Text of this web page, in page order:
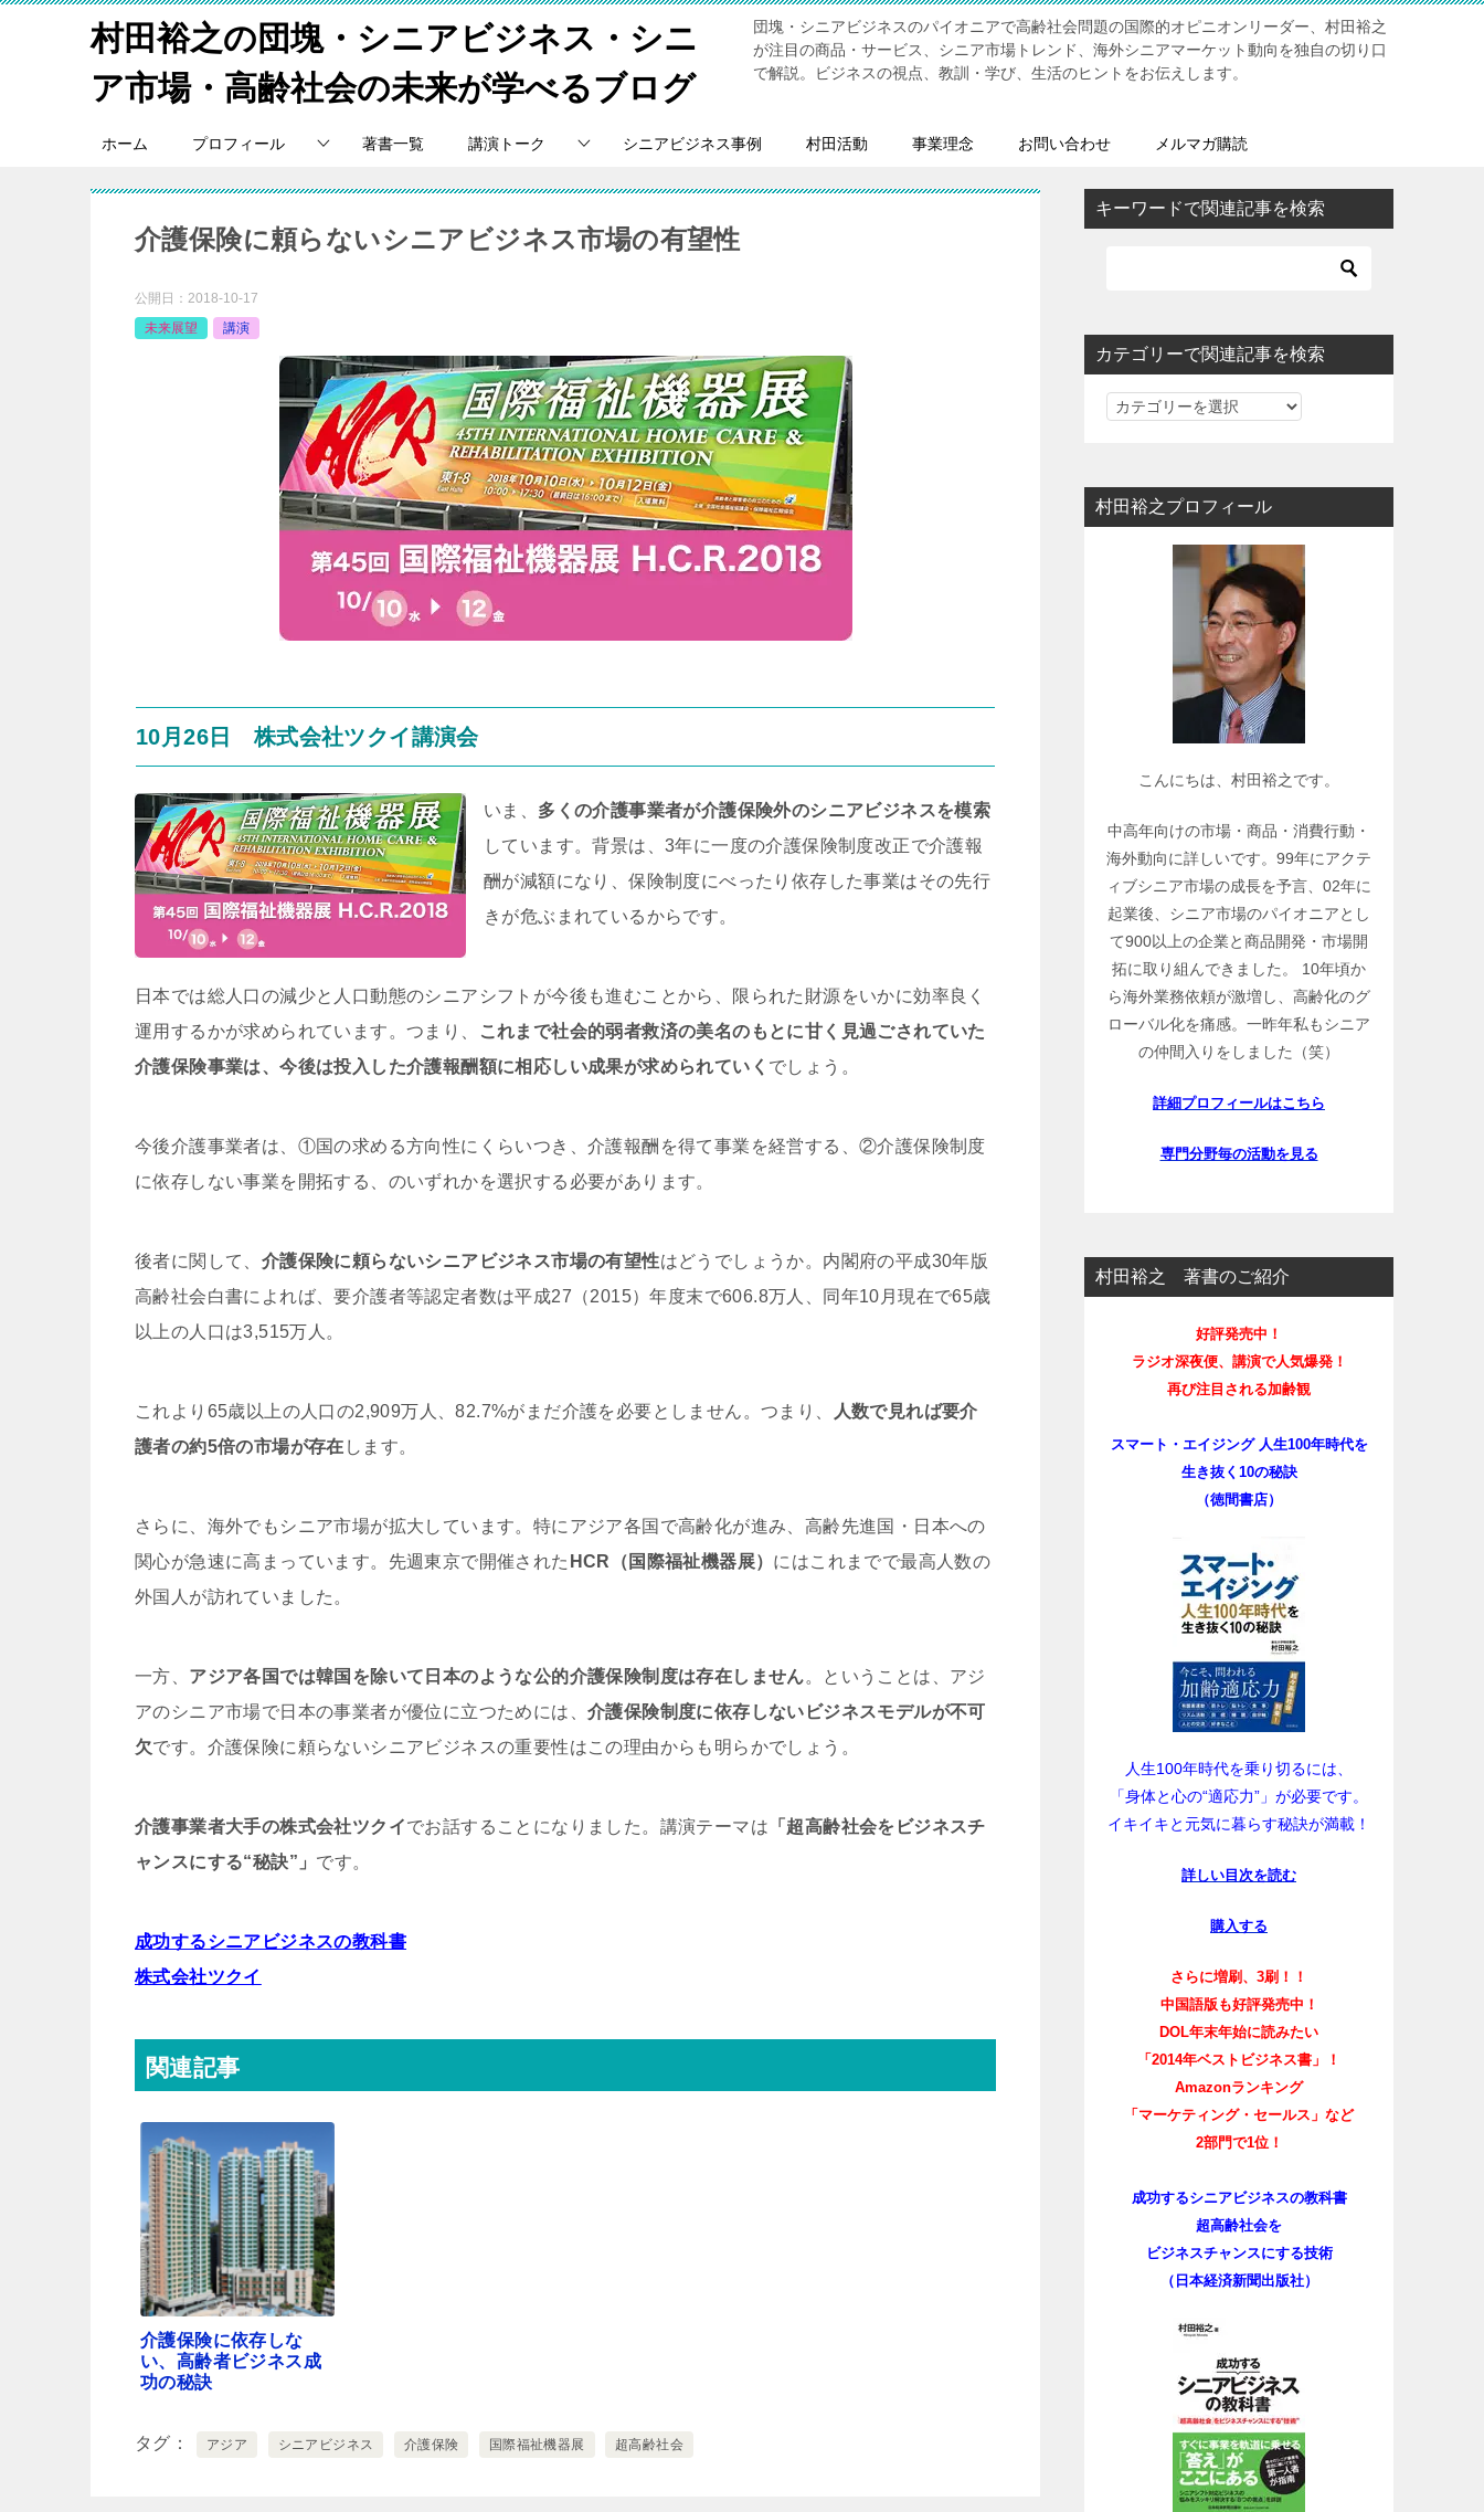
村田裕之の団塊・シニアビジネス・シニ
ア市場・高齢社会の未来が学べるブログ
団塊・シニアビジネスのパイオニアで高齢社会問題の国際的オピニオンリーダー、村田裕之
が注目の商品・サービス、シニア市場トレンド、海外シニアマーケット動向を独自の切り口
で解説。ビジネスの視点、教訓・学び、生活のヒントをお伝えします。
ホーム プロフィール 著書一覧 講演トーク シニアビジネス事例 村田活動 事業理念 お問い合わせ メルマガ購読
介護保険に頼らないシニアビジネス市場の有望性
公開日： 2018-10-17
未来展望
講演
10月26日 株式会社ツクイ講演会
いま、 多くの介護事業者が介護保険外のシニアビジネスを模索
しています。背景は、3年に一度の介護保険制度改正で介護報
酬が減額になり、保険制度にべったり依存した事業はその先行
きが危ぶまれているからです。
日本では総人口の減少と人口動態のシニアシフトが今後も進むことから、限られた財源をいかに効率良く
運用するかが求められています。つまり、
これまで社会的弱者救済の美名のもとに甘く見過ごされていた
介護保険事業は、今後は投入した介護報酬額に相応しい成果が求められていく でしょう。
今後介護事業者は、①国の求める方向性にくらいつき、介護報酬を得て事業を経営する、②介護保険制度
に依存しない事業を開拓する、のいずれかを選択する必要があります。
後者に関して、 介護保険に頼らないシニアビジネス市場の有望性はどうでしょうか。内閣府の平成30年版
高齢社会白書によれば、要介護者等認定者数は平成27（2015）年度末で606.8万人、同年10月現在で65歳
以上の人口は3,515万人。
これより65歳以上の人口の2,909万人、82.7%がまだ介護を必要としません。つまり、
人数で見れば要介
護者の約5倍の市場が存在 します。
さらに、海外でもシニア市場が拡大しています。特にアジア各国で高齢化が進み、高齢先進国・日本への
関心が急速に高まっています。先週東京で開催された HCR（国際福祉機器展） にはこれまでで最高人数の
外国人が訪れていました。
一方、 アジア各国では韓国を除いて日本のような公的介護保険制度は存在しません。ということは、アジ
アのシニア市場で日本の事業者が優位に立つためには、 介護保険制度に依存しないビジネスモデルが不可
欠です。介護保険に頼らないシニアビジネスの重要性はこの理由からも明らかでしょう。
介護事業者大手の株式会社ツクイでお話することになりました。講演テーマは 「超高齢社会をビジネスチ
ャンスにする“秘訣”」 です。
成功するシニアビジネスの教科書
株式会社ツクイ
関連記事
介護保険に依存しな
い、高齢者ビジネス成
功の秘訣
タグ アジア シニアビジネス 介護保険 国際福祉機器展 超高齢社会
キーワードで関連記事を検索
カテゴリーで関連記事を検索
カ
リ
ー
村田裕之プロフィール
こんにちは、村田裕之です。
中高年向けの市場・商品・消費行動・
海外動向に詳しいです。99年にアクテ
ィブシニア市場の成長を予言、02年に
起業後、シニア市場のパイオニアとし
て900以上の企業と商品開発・市場開
拓に取り組んできました。 10年頃か
ら海外業務依頼が激増し、高齢化のグ
ローバル化を痛感。一昨年私もシニア
の仲間入りをしました（笑）
詳細プロフィールはこちら
専門分野毎の活動を見る
村田裕之 著書のご紹介
好評発売中！
ラジオ深夜便、講演で人気爆発！
再び注目される加齢観
スマート・エイジング 人生100年時代を
生き抜く10の秘訣
（徳間書店）
人生100年時代を乗り切るには、
「身体と心の“適応力”」が必要です。
イキイキと元気に暮らす秘訣が満載！
詳しい目次を読む
購入する
さらに増刷、3刷！！
中国語版も好評発売中！
DOL年末年始に読みたい
「2014年ベストビジネス書」！
Amazonランキング
「マーケティング・セールス」など
2部門で1位！
成功するシニアビジネスの教科書
超高齢社会を
ビジネスチャンスにする技術
（日本経済新聞出版社）